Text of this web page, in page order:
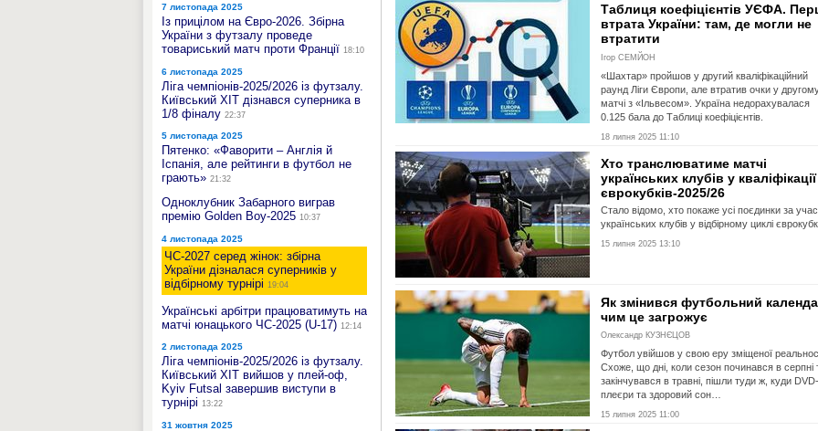
7 листопада 2025
Із прицілом на Євро-2026. Збірна
України з футзалу проведе
товариський матч проти Франції 18:10
6 листопада 2025
Ліга чемпіонів-2025/2026 із футзалу.
Київський ХІТ дізнався суперника в
1/8 фіналу 22:37
5 листопада 2025
Пятенко: «Фаворити – Англія й
Іспанія, але рейтинги в футбол не
грають» 21:32
Одноклубник Забарного виграв
премію Golden Boy-2025 10:37
4 листопада 2025
ЧС-2027 серед жінок: збірна
України дізналася суперників у
відбірному турнірі 19:04
Українські арбітри працюватимуть на
матчі юнацького ЧС-2025 (U‑17) 12:14
2 листопада 2025
Ліга чемпіонів-2025/2026 із футзалу.
Київський ХІТ вийшов у плей-оф,
Kyiv Futsal завершив виступи в
турнірі 13:22
31 жовтня 2025
Таблиця коефіцієнтів УЄФА.
втрата України: там, де могли не
втратити
Ігор СЕМЙОН
«Шахтар» пройшов у другий кваліфікаційний
раунд Ліги Європи, але втратив очки у
матчі з «Ільвесом». Україна недорахувалася
0.125 бала до Таблиці коефіцієнтів.
18 липня 2025 11:10
Хто транслюватиме матчі
українських клубів у кваліфікації
єврокубків-2025/26
Стало відомо, хто покаже усі поєдинки за
українських клубів у відбірному циклі
15 липня 2025 13:10
Як змінився футбольний
чим це загрожує
Олександр КУЗНЄЦОВ
Футбол увійшов у свою еру зміщеної
Схоже, що дні, коли сезон починався в серпні
закінчувався в травні, пішли туди ж, куди DVD-
плеєри та здоровий сон…
15 липня 2025 11:00